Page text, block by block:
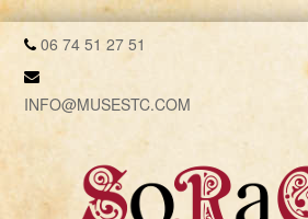
06 74 51 27 51
INFO@MUSESTC.COM